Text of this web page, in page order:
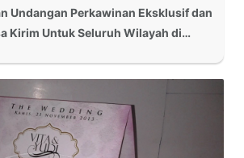
Undangan Perkawinan Eksklusif dan
Kirim Untuk Seluruh Wilayah di…